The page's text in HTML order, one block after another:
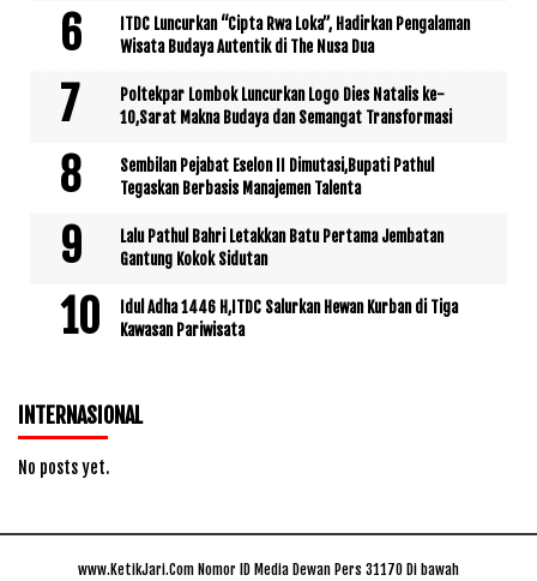
ITDC Luncurkan “Cipta Rwa Loka”, Hadirkan Pengalaman
Wisata Budaya Autentik di The Nusa Dua
Poltekpar Lombok Luncurkan Logo Dies Natalis ke-
10,Sarat Makna Budaya dan Semangat Transformasi
Sembilan Pejabat Eselon II Dimutasi,Bupati Pathul
Tegaskan Berbasis Manajemen Talenta
Lalu Pathul Bahri Letakkan Batu Pertama Jembatan
Gantung Kokok Sidutan
Idul Adha 1446 H,ITDC Salurkan Hewan Kurban di Tiga
Kawasan Pariwisata
INTERNASIONAL
No posts yet.
www.KetikJari.Com Nomor ID Media Dewan Pers 31170 Di bawah